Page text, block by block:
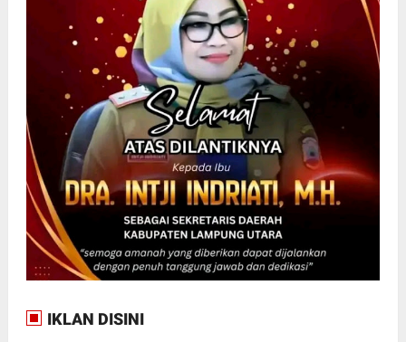
IKLAN DISINI